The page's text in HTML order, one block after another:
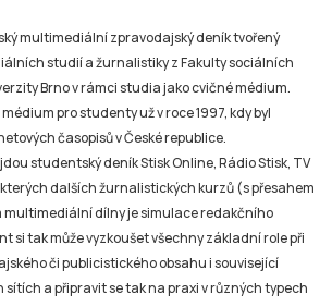
multimediální zpravodajský deník tvořený
studií a žurnalistiky z Fakulty sociálních
Brno v rámci studia jako cvičné médium.
pro studenty už v roce 1997, kdy byl
časopisů v České republice.
studentský deník Stisk Online, Rádio Stisk, TV
dalších žurnalistických kurzů (s přesahem
multimediální dílny je simulace redakčního
si tak může vyzkoušet všechny základní role při
či publicistického obsahu i související
a připravit se tak na praxi v různých typech